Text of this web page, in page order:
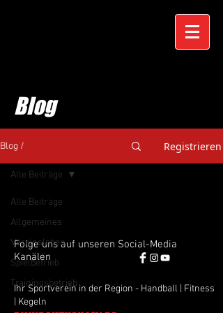
Blog
Blog / Registrieren
Alle Beiträge
Allgemeines
Vereinsleben
Spielbetrieb
Trainingsbetrieb
Alle Beiträge
Folge uns auf unseren Social-Media
Kanälen
Ihr Sportverein in der Region - Handball | Fitness
| Kegeln